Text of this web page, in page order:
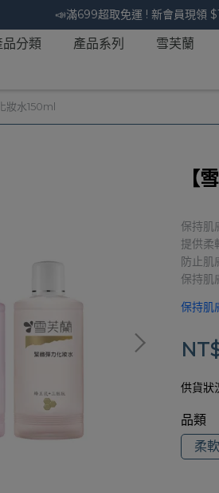
📣滿699超取免運 ! 新會員現領
品分類 產品系列 雪芙蘭
妝水150ml
【
保持肌
提供柔
防止肌
保持肌
保持肌
供貨狀
品類
柔